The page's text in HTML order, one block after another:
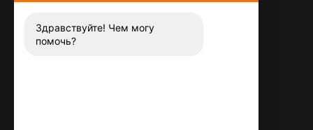
Заказать звонок
Здравствуйте! Чем могу
помочь?